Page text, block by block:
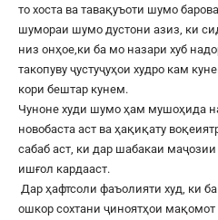
то хоста ва тавақуъоти шумо
шумораи шумо дустони азиз, ки
низ онҳое,ки ба мо назари хуб
такопуву ҷустуҷуҳои худро кам
кори бештар кунем.
Чуноне худи шумо ҳам мушоҳида
новобаста аст ва ҳақиқату
сабаб аст, ки дар шабакаи маҷозии
ишғол кардааст.
Дар ҳафтсоли фаъолияти худ, ки
ошкор сохтани ҷиноятҳои